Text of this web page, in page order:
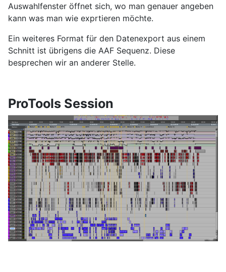
Auswahlfenster öffnet sich, wo man genauer angeben
kann was man wie exprtieren möchte.
Ein weiteres Format für den Datenexport aus einem
Schnitt ist übrigens die AAF Sequenz. Diese
besprechen wir an anderer Stelle.
ProTools Session